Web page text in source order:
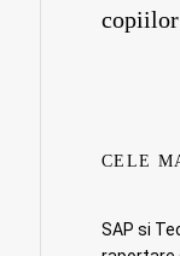
CELE
SAP si